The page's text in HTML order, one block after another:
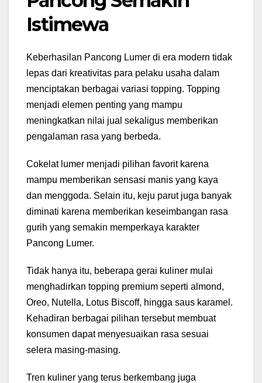
Istimewa
Keberhasilan Pancong Lumer di era modern tidak
lepas dari kreativitas para pelaku usaha dalam
menciptakan berbagai variasi topping. Topping
menjadi elemen penting yang mampu
meningkatkan nilai jual sekaligus memberikan
pengalaman rasa yang berbeda.
Cokelat lumer menjadi pilihan favorit karena
mampu memberikan sensasi manis yang kaya
dan menggoda. Selain itu, keju parut juga banyak
diminati karena memberikan keseimbangan rasa
gurih yang semakin memperkaya karakter
Pancong Lumer.
Tidak hanya itu, beberapa gerai kuliner mulai
menghadirkan topping premium seperti almond,
Oreo, Nutella, Lotus Biscoff, hingga saus karamel.
Kehadiran berbagai pilihan tersebut membuat
konsumen dapat menyesuaikan rasa sesuai
selera masing-masing.
Tren kuliner yang terus berkembang juga